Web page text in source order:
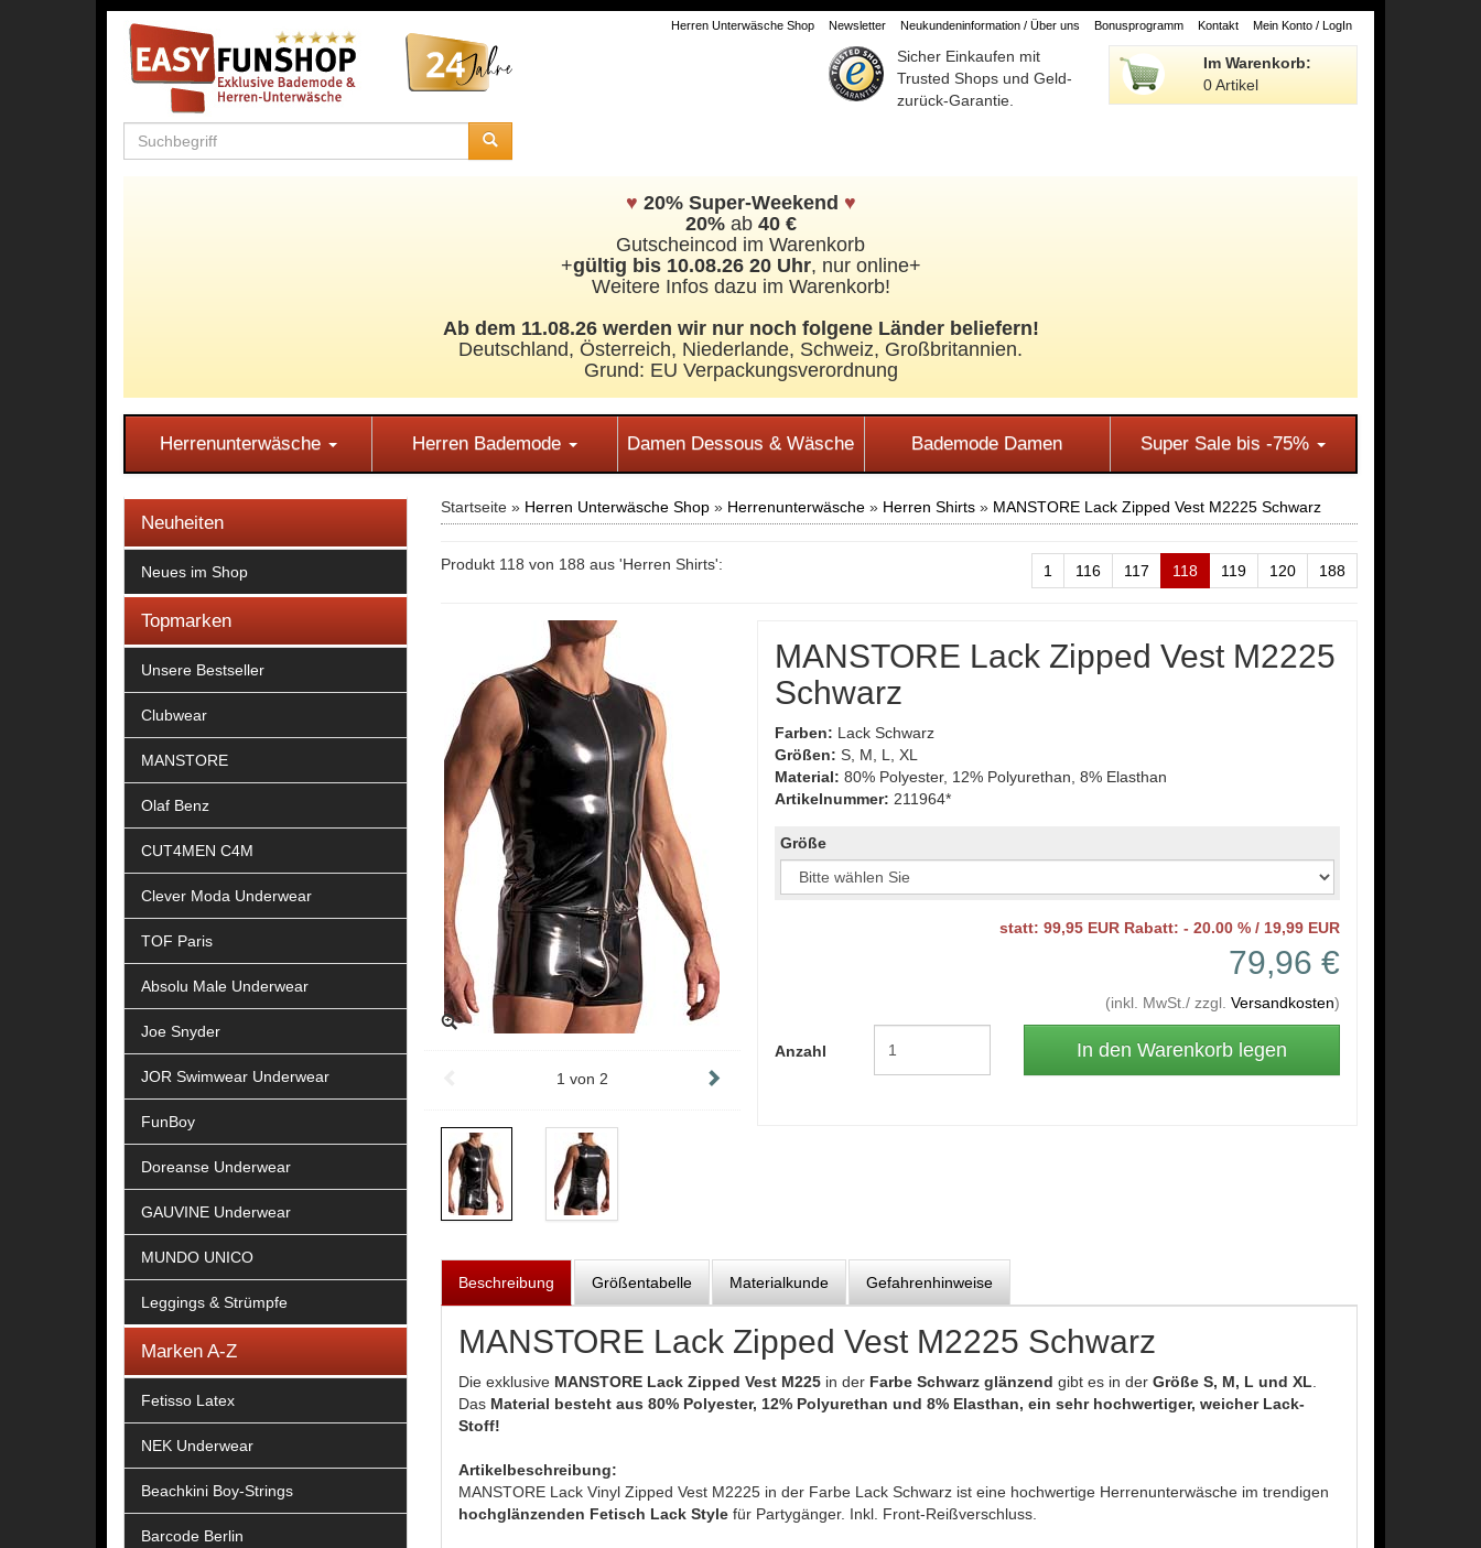
Herren Unterwäsche Shop Newsletter Neukundeninformation / Über uns Bonusprogramm Kontakt Mein Konto / LogIn
Sicher Einkaufen mit
Trusted Shops und Geld-
zurück-Garantie.
Im Warenkorb:
0 Artikel
♥ 20% Super-Weekend ♥
20%ab 40 €
Gutscheincod im Warenkorb
+gültig bis 10.08.26 20 Uhr, nur online+
Weitere Infos dazu im Warenkorb!
Ab dem 11.08.26 werden wir nur noch folgene Länder beliefern!
Deutschland, Österreich, Niederlande, Schweiz, Großbritannien.
Grund: EU Verpackungsverordnung
Herrenunterwäsche Herren Bademode Damen Dessous & Wäsche Bademode Damen Super Sale bis -75%
Neuheiten
Neues im Shop
Topmarken
Unsere Bestseller
Clubwear
MANSTORE
Olaf Benz
CUT4MEN C4M
Clever Moda Underwear
TOF Paris
Absolu Male Underwear
Joe Snyder
JOR Swimwear Underwear
FunBoy
Doreanse Underwear
GAUVINE Underwear
MUNDO UNICO
Leggings & Strümpfe
Marken A-Z
Fetisso Latex
NEK Underwear
Beachkini Boy-Strings
Barcode Berlin
Startseite » Herren Unterwäsche Shop » Herrenunterwäsche» Herren Shirts» MANSTORE Lack Zipped Vest M2225 Schwarz
Produkt 118 von 188 aus 'Herren Shirts': 1 116 117 118 119 120 188
1 von 2
MANSTORE Lack Zipped Vest M2225
Schwarz
Farben: Lack Schwarz
Größen: S, M, L, XL
Material: 80% Polyester, 12% Polyurethan, 8% Elasthan
Artikelnummer: 211964*
Größe
statt: 99,95 EUR Rabatt: - 20.00 % / 19,99 EUR
79,96 €
(inkl. MwSt./ zzgl. Versandkosten)
Anzahl
Beschreibung Größentabelle Materialkunde Gefahrenhinweise
MANSTORE Lack Zipped Vest M2225 Schwarz
Die exklusive MANSTORE Lack Zipped Vest M225in der Farbe Schwarz glänzend gibt es in der Größe S, M, L und XL
Das Material besteht aus 80% Polyester, 12% Polyurethan und 8% Elasthan, ein sehr hochwertiger, weicher Lack-
Stoff!
Artikelbeschreibung:
MANSTORE Lack Vinyl Zipped Vest M2225 in der Farbe Lack Schwarz ist eine hochwertige Herrenunterwäsche im trendigen
hochglänzenden Fetisch Lack Stylefür Partygänger. Inkl. Front-Reißverschluss.